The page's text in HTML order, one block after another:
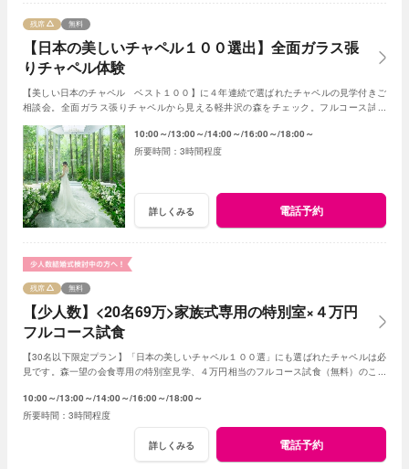
【日本の美しいチャペル１００選出】全面ガラス張
りチャペル体験
残席 無料
【美しい日本のチャペル ベスト１００】に４年連続で選ばれたチャペルの見学付きご
相談会。全面ガラス張りチャペルから見える軽井沢の森をチェック。フルコース試食
10:00～ 13:00～ 14:00～ 16:00～ 18:00～
3時間程度
詳しくみる 電話予約
【少人数】<20名69万>家族式専用の特別室×４万円
フルコース試食
残席 無料
【30名以下限定プラン】「日本の美しいチャペル１００選」にも選ばれたチャペルは必
見です。森一望の会食専用の特別室見学、４万円相当のフルコース試食（無料）のご用
10:00～ 13:00～ 14:00～ 16:00～ 18:00～
3時間程度
詳しくみる 電話予約